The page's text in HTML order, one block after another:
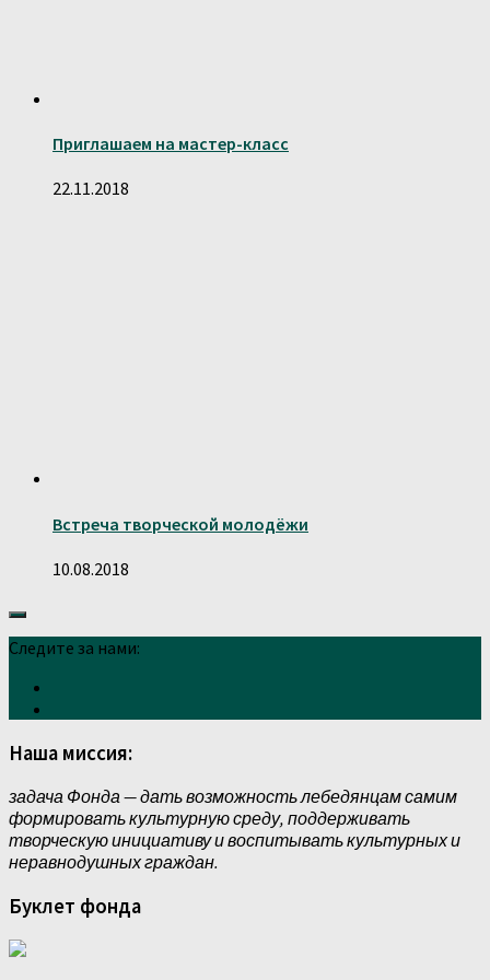
Приглашаем на мастер-класс
22.11.2018
Встреча творческой молодёжи
10.08.2018
Следите за нами:
Наша миссия:
задача Фонда — дать возможность лебедянцам самим
формировать культурную среду, поддерживать
творческую инициативу и воспитывать культурных и
неравнодушных граждан.
Буклет фонда